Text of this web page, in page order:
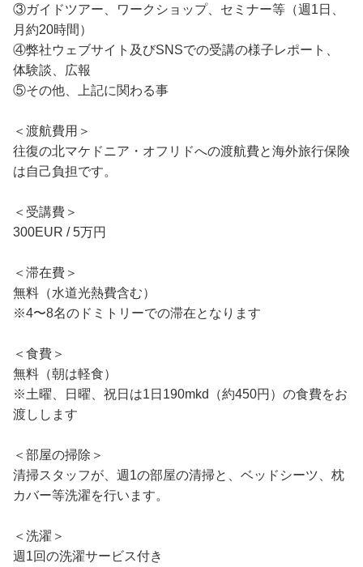
③ガイドツアー、ワークショップ、セミナー等（週1日、
月約20時間）
④弊社ウェブサイト及びSNSでの受講の様子レポート、
体験談、広報
⑤その他、上記に関わる事
＜渡航費用＞
往復の北マケドニア・オフリドへの渡航費と海外旅行保険
は自己負担です。
＜受講費＞
300EUR / 5万円
＜滞在費＞
無料（水道光熱費含む）
※4〜8名のドミトリーでの滞在となります
＜食費＞
無料（朝は軽食）
※土曜、日曜、祝日は1日190mkd（約450円）の食費をお
渡しします
＜部屋の掃除＞
清掃スタッフが、週1の部屋の清掃と、ベッドシーツ、枕
カバー等洗濯を行います。
＜洗濯＞
週1回の洗濯サービス付き